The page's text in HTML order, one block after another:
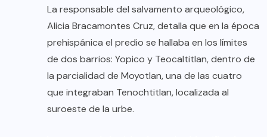
La responsable del salvamento arqueológico,
Alicia Bracamontes Cruz, detalla que en la época
prehispánica el predio se hallaba en los límites
de dos barrios: Yopico y Teocaltitlan, dentro de
la parcialidad de Moyotlan, una de las cuatro
que integraban Tenochtitlan, localizada al
suroeste de la urbe.